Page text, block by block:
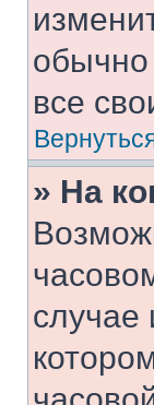
обычно
все
» На
случае